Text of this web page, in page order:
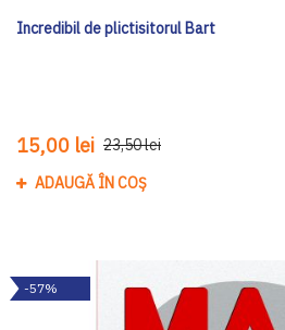
Incredibil de plictisitorul Bart
15,00 lei 23,50 lei
ADAUGĂ ÎN COȘ
-57%